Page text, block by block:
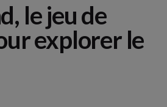
le jeu de
explorer le